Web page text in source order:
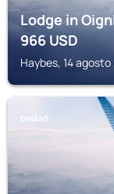
Lodge in
966USD
Haybes, 14
DINANT